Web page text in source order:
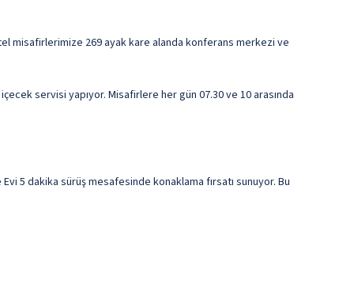
misafirlerimize 269 ayak kare alanda konferans merkezi ve
servisi yapıyor. Misafirlere her gün 07.30 ve 10 arasında
5 dakika sürüş mesafesinde konaklama fırsatı sunuyor. Bu